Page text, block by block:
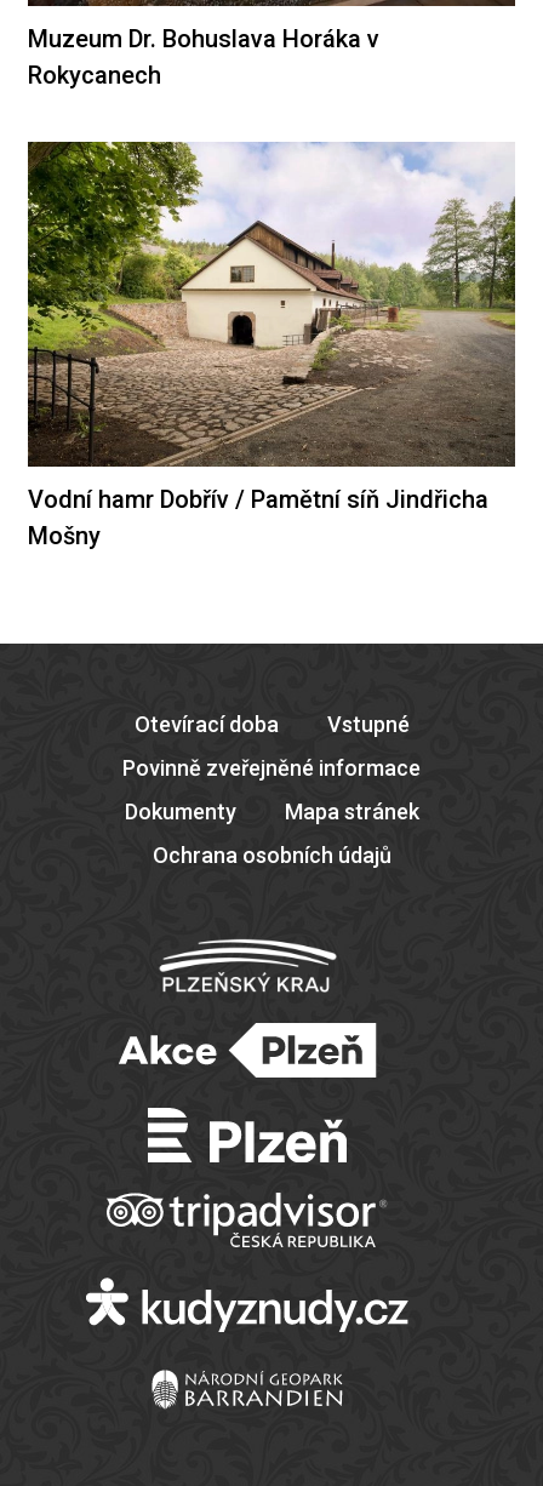
Muzeum Dr. Bohuslava Horáka v
Rokycanech
Vodní hamr Dobřív / Pamětní síň Jindřicha
Mošny
Otevírací doba
Vstupné
Povinně zveřejněné informace
Dokumenty
Mapa stránek
Ochrana osobních údajů